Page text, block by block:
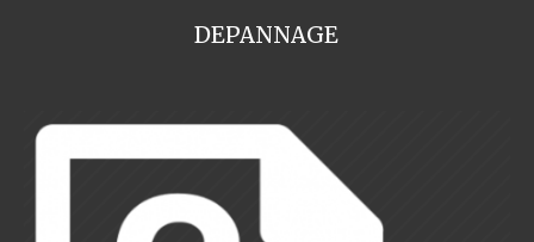
DEPANNAGE